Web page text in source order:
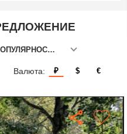
ПО ПОПУЛЯРНОСТИ
Валюта: ₽ $ €